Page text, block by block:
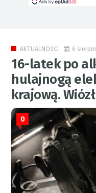
AKTUALNOŚCI 6
16-latek po
hulajnogą
krajową.
0